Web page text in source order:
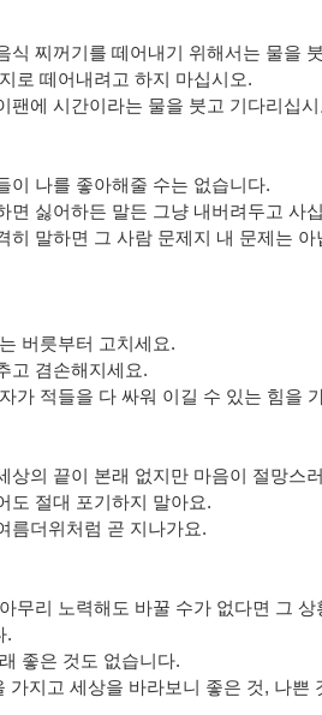
식 찌꺼기를 떼어내기 위해서는 물을
로 떼어내려고 하지 마십시오.
팬에 시간이라는 물을 붓고 기다리십시
이 나를 좋아해줄 수는 없습니다.
면 싫어하든 말든 그냥 내버려두고 사
히 말하면 그 사람 문제지 내 문제는 아
버릇부터 고치세요.
고 겸손해지세요.
가 적들을 다 싸워 이길 수 있는 힘을
상의 끝이 본래 없지만 마음이 절망스
도 절대 포기하지 말아요.
름더위처럼 곧 지나가요.
무리 노력해도 바꿀 수가 없다면 그
.
좋은 것도 없습니다.
가지고 세상을 바라보니 좋은 것, 나쁜